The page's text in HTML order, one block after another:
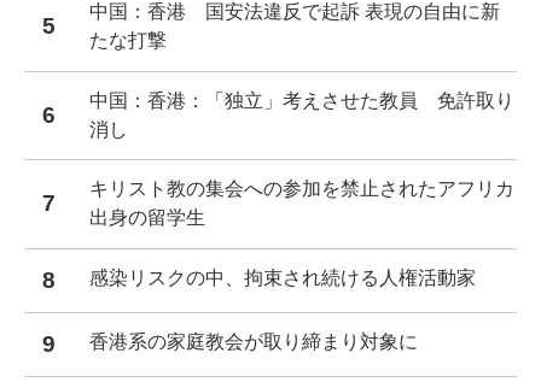
5
中国：香港 国安法違反で起訴 表現の自由に新
たな打撃
6
中国：香港：「独立」考えさせた教員 免許取り
消し
7
キリスト教の集会への参加を禁止されたアフリカ
出身の留学生
8 感染リスクの中、拘束され続ける人権活動家
9 香港系の家庭教会が取り締まり対象に